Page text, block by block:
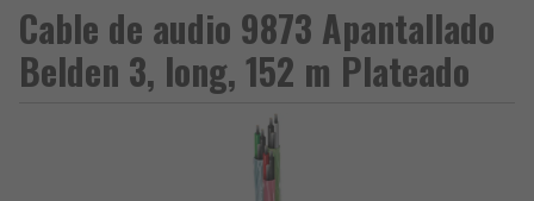
Cable de audio 9873 Apantallado
Belden 3, long, 152 m Plateado